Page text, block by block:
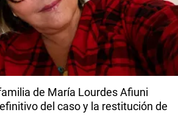
de María Lourdes Afiuni
del caso y la restitución de